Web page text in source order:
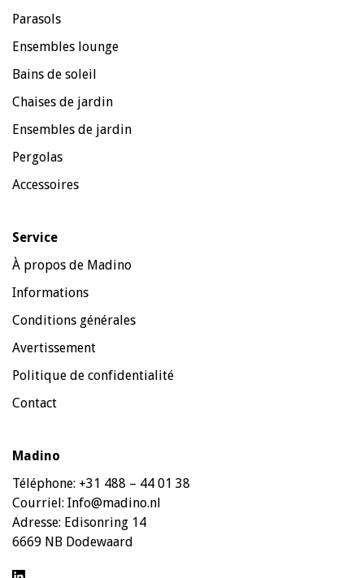
Parasols
Ensembles lounge
Bains de soleil
Chaises de jardin
Ensembles de jardin
Pergolas
Accessoires
Service
À propos de Madino
Informations
Conditions générales
Avertissement
Politique de confidentialité
Contact
Madino
Téléphone: +31 488 – 44 01 38
Courriel: Info@madino.nl
Adresse: Edisonring 14
6669 NB Dodewaard